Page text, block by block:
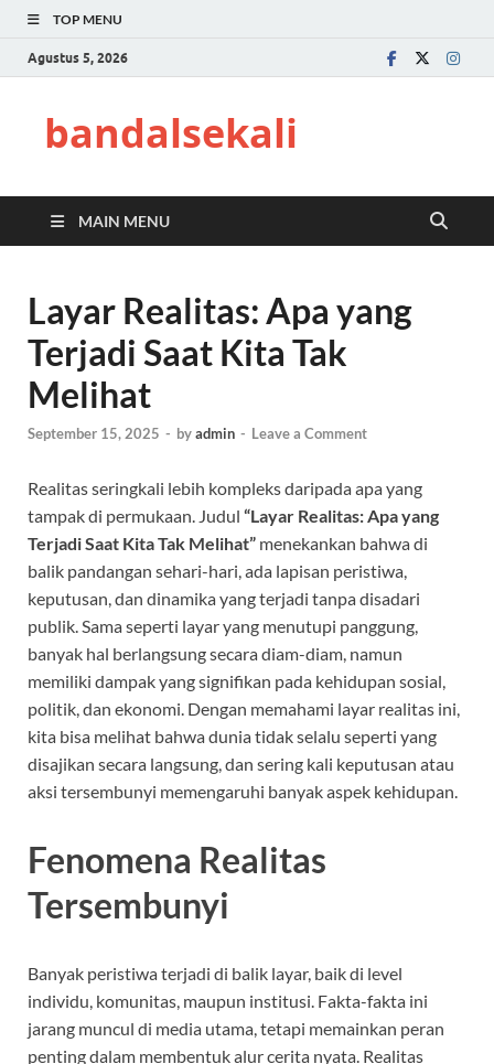
TOP MENU
Agustus 5, 2026
bandalsekali
MAIN MENU
Layar Realitas: Apa yang
Terjadi Saat Kita Tak
Melihat
September 15, 2025 - byadmin - Leave a Comment
Realitas seringkali lebih kompleks daripada apa yang
tampak di permukaan. Judul “Layar Realitas: Apa yang
Terjadi Saat Kita Tak Melihat” menekankan bahwa di
balik pandangan sehari-hari, ada lapisan peristiwa,
keputusan, dan dinamika yang terjadi tanpa disadari
publik. Sama seperti layar yang menutupi panggung,
banyak hal berlangsung secara diam-diam, namun
memiliki dampak yang signifikan pada kehidupan sosial,
politik, dan ekonomi. Dengan memahami layar realitas ini,
kita bisa melihat bahwa dunia tidak selalu seperti yang
disajikan secara langsung, dan sering kali keputusan atau
aksi tersembunyi memengaruhi banyak aspek kehidupan.
Fenomena Realitas
Tersembunyi
Banyak peristiwa terjadi di balik layar, baik di level
individu, komunitas, maupun institusi. Fakta-fakta ini
jarang muncul di media utama, tetapi memainkan peran
penting dalam membentuk alur cerita nyata. Realitas